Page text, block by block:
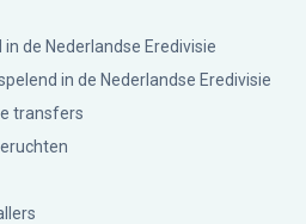
de Nederlandse Eredivisie
in de Nederlandse Eredivisie
transfers